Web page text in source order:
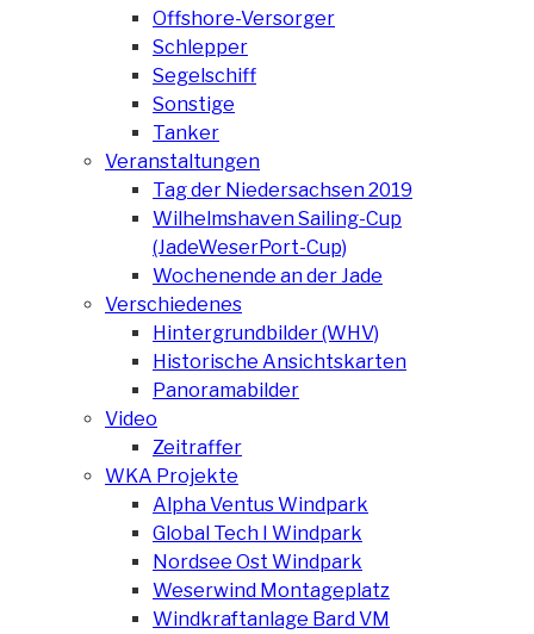
Offshore-Versorger
Schlepper
Segelschiff
Sonstige
Tanker
Veranstaltungen
Tag der Niedersachsen 2019
Wilhelmshaven Sailing-Cup
(JadeWeserPort-Cup)
Wochenende an der Jade
Verschiedenes
Hintergrundbilder (WHV)
Historische Ansichtskarten
Panoramabilder
Video
Zeitraffer
WKA Projekte
Alpha Ventus Windpark
Global Tech I Windpark
Nordsee Ost Windpark
Weserwind Montageplatz
Windkraftanlage Bard VM